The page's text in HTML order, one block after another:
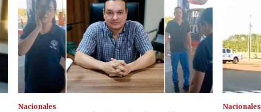
Nacionales Nacionales